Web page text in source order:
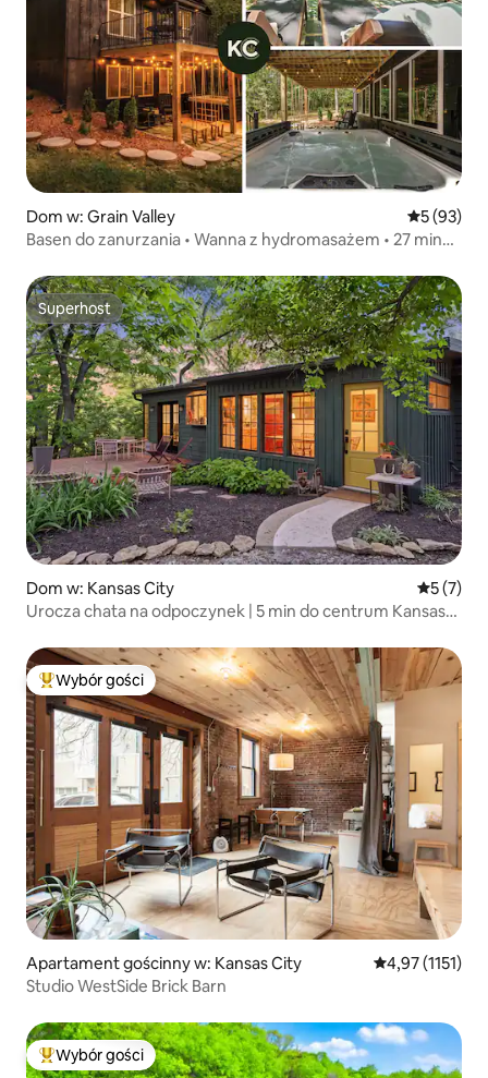
Dom w: Grain Valley Średnia
5 (93)
Basen do zanurzania • Wanna z hydromasażem • 27 min
Superhost
Superhost
Dom w: Kansas City Średnia
5 (7)
Urocza chata na odpoczynek | 5 min do centrum Kansas
Najpopularniejsze z kategorii Wybór gości
Wybór gości
Apartament gościnny w: Kansas City Średnia ocena:
4,97 (1151)
Studio WestSide Brick Barn
Najpopularniejsze z kategorii Wybór gości
Wybór gości